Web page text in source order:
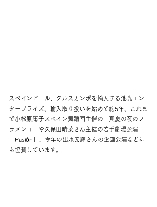
スペインビール、クルスカンポを輸入する池光エン
タープライズ。輸入取り扱いを始めて約5年。これま
で小松原庸子スペイン舞踊団主催の「真夏の夜のフ
ラメンコ」や久保田晴菜さん主催の若手劇場公演
「Pasión」、今年の出水宏輝さんの企画公演などに
も協賛しています。